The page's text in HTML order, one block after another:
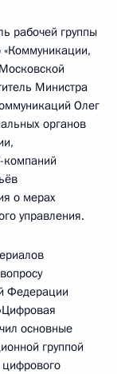
рабочей группы
«Коммуникации,
Министра
Олег
органов
компаний
о мерах
управления.
Федерации
основные
группой
цифрового